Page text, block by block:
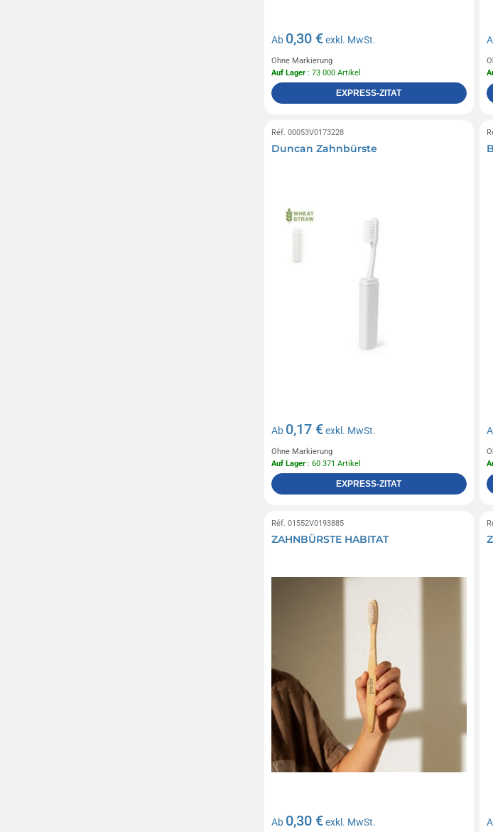
Ab 0,30 €exkl. MwSt.
Ohne Markierung
Auf Lager : 73 000 Artikel
EXPRESS-ZITAT
Réf. 00053V0173228
Duncan Zahnbürste
Ab 0,17 €exkl. MwSt.
Ohne Markierung
Auf Lager : 60 371 Artikel
EXPRESS-ZITAT
Réf. 01552V0193885
ZAHNBÜRSTE HABITAT
Ab 0,30 €exkl. MwSt.